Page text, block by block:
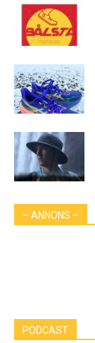
– ANNONS –
PODCAST